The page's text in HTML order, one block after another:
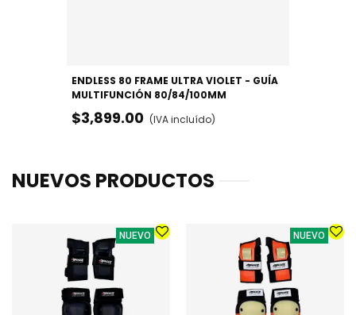
ENDLESS 80 FRAME ULTRA VIOLET - GUÍA
MULTIFUNCIÓN 80/84/100MM
$3,899.00 (IVA incluído)
NUEVOS PRODUCTOS
NUEVO NUEVO